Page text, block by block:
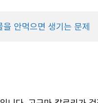
을 안먹으면 생기는 문제